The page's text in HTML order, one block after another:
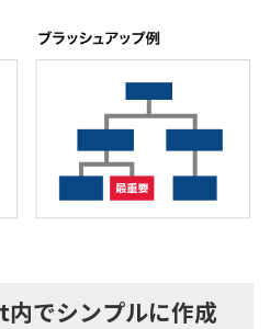
でシンプルに作成